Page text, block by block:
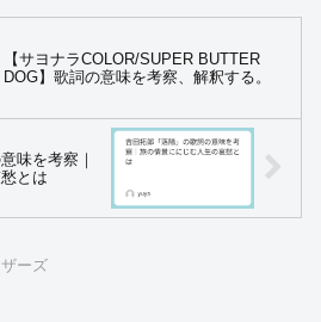
【サヨナラCOLOR/SUPER BUTTER
DOG】歌詞の意味を考察、解釈する。
味を考察｜
とは
ーズ